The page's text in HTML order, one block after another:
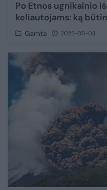
Po Etnos ugnikalnio
keliautojams: ką
Gamta 2025-06-03